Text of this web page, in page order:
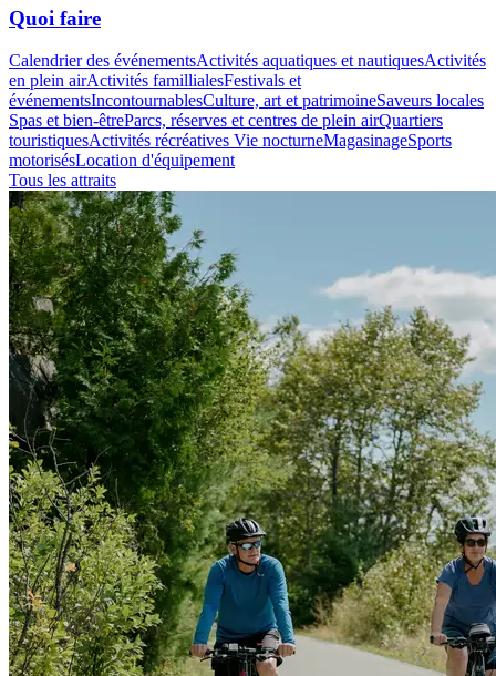
Quoi faire
Calendrier des événementsActivités aquatiques et nautiquesActivités
en plein airActivités famillialesFestivals et
événementsIncontournablesCulture, art et patrimoineSaveurs locales
Spas et bien-êtreParcs, réserves et centres de plein airQuartiers
touristiquesActivités récréatives Vie nocturneMagasinageSports
motorisésLocation d'équipement
Tous les attraits